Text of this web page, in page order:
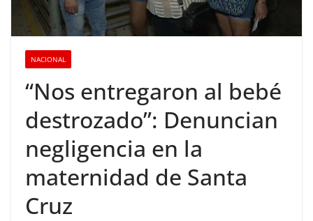
NACIONAL
“Nos entregaron al bebé
destrozado”: Denuncian
negligencia en la
maternidad de Santa
Cruz